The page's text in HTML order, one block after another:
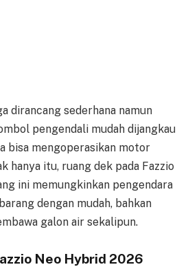
dirancang sederhana namun
pengendali mudah dijangkau
bisa mengoperasikan motor
hanya itu, ruang dek pada Fazzio
ini memungkinkan pengendara
dengan mudah, bahkan
galon air sekalipun.
Neo Hybrid 2026